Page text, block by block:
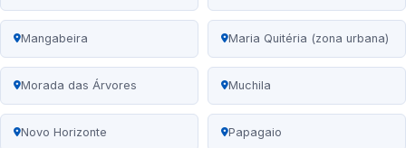
Mangabeira Maria Quitéria (zona urbana)
Morada das Árvores Muchila
Novo Horizonte Papagaio